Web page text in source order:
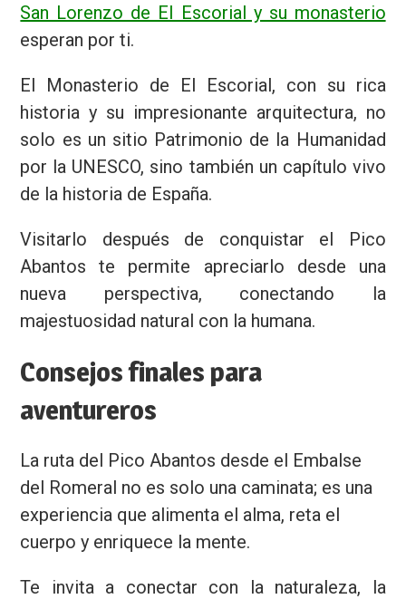
San Lorenzo de El Escorial y su monasterio
esperan por ti.
El Monasterio de El Escorial, con su rica
historia y su impresionante arquitectura, no
solo es un sitio Patrimonio de la Humanidad
por la UNESCO, sino también un capítulo vivo
de la historia de España.
Visitarlo después de conquistar el Pico
Abantos te permite apreciarlo desde una
nueva perspectiva, conectando la
majestuosidad natural con la humana.
Consejos finales para
aventureros
La ruta del Pico Abantos desde el Embalse
del Romeral no es solo una caminata; es una
experiencia que alimenta el alma, reta el
cuerpo y enriquece la mente.
Te invita a conectar con la naturaleza, la